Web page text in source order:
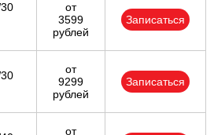
от
3599
рублей
Записаться
от
9299
рублей
Записаться
от